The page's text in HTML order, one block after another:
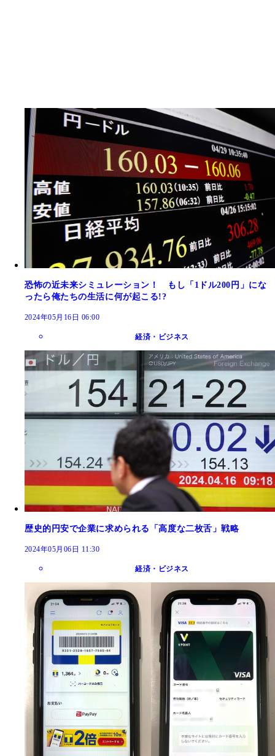
恐怖の近未来シミュレーション！ もし「1ドル200円」にな
ったら俺たちの生活に何が起こる!?
2024年05月16日 06:00
経済・ビジネス
歴史的円安で企業に求められる「高度な二枚舌」戦略
2024年05月06日 11:30
経済・ビジネス